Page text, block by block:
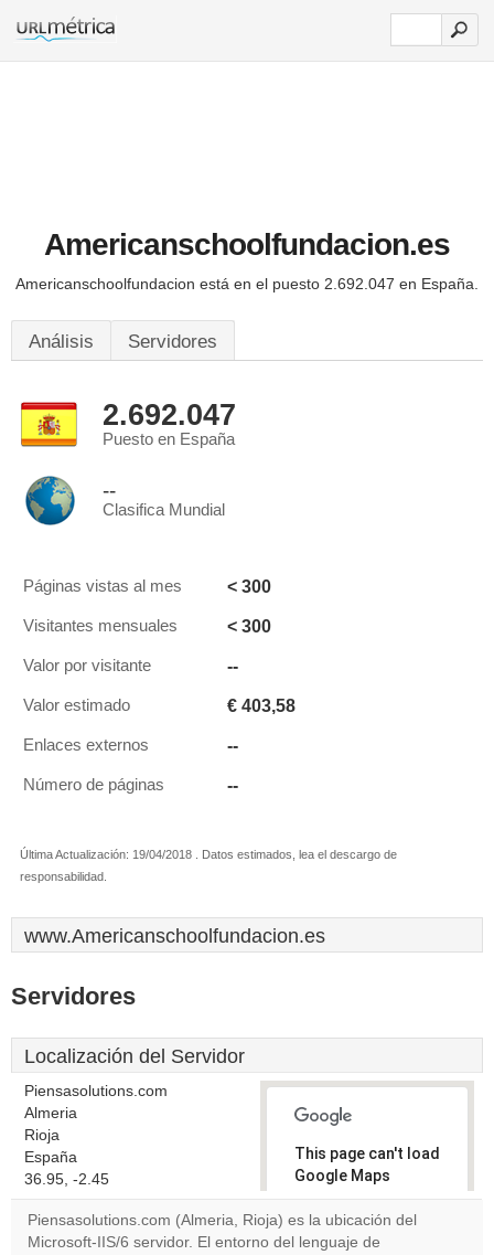
Americanschoolfundacion.es
Americanschoolfundacion está en el puesto 2.692.047 en España.
Análisis Servidores
2.692.047
Puesto en España
--
Clasifica Mundial
Páginas vistas al mes < 300
Visitantes mensuales < 300
Valor por visitante --
Valor estimado € 403,58
Enlaces externos --
Número de páginas --
Última Actualización: 19/04/2018 . Datos estimados, lea el descargo de
responsabilidad.
www.Americanschoolfundacion.es
Servidores
Localización del Servidor
Piensasolutions.com
Almeria
Rioja
España
36.95, -2.45
This page can't load
Google Maps
correctly.
Do you
Piensasolutions.com (Almeria, Rioja) es la ubicación del
Microsoft-IIS/6 servidor. El entorno del lenguaje de